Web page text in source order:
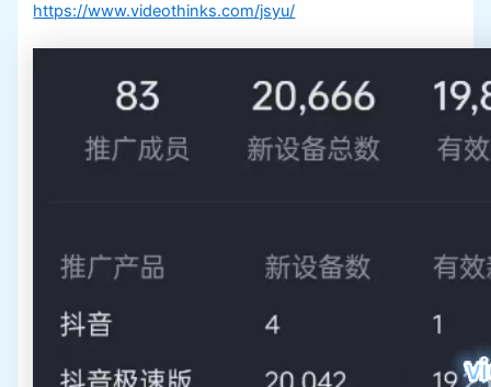
https://www.videothinks.com/jsyu/